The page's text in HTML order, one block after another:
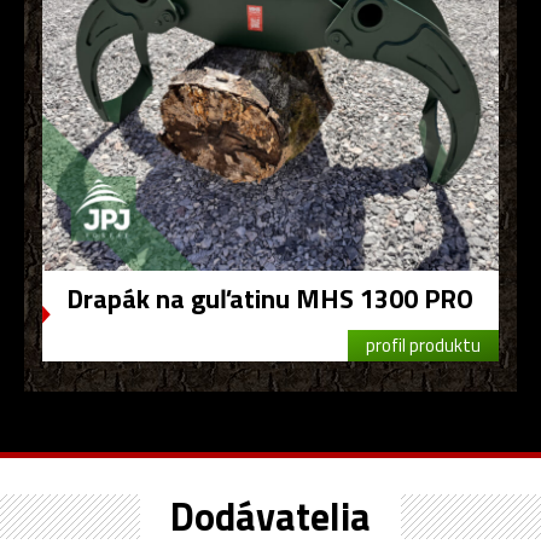
Drapák na guľatinu MHS 1300 PRO
profil produktu
Dodávatelia